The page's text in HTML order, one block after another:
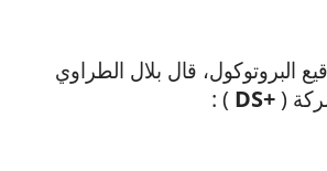
البروتوكول، قال بلال الطراوي
(
DS+
) :